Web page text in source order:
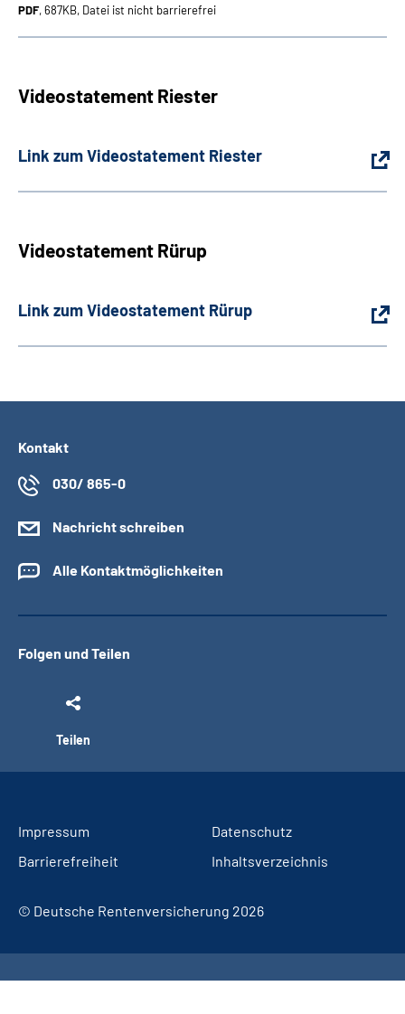
PDF, 687KB, Datei ist nicht barrierefrei
Videostatement Riester
Link zum Videostatement Riester
Videostatement Rürup
Link zum Videostatement Rürup
Kontakt
030/ 865-0
Nachricht schreiben
Alle Kontaktmöglichkeiten
Folgen und Teilen
Teilen
Impressum
Datenschutz
Barrierefreiheit
Inhaltsverzeichnis
© Deutsche Rentenversicherung 2026